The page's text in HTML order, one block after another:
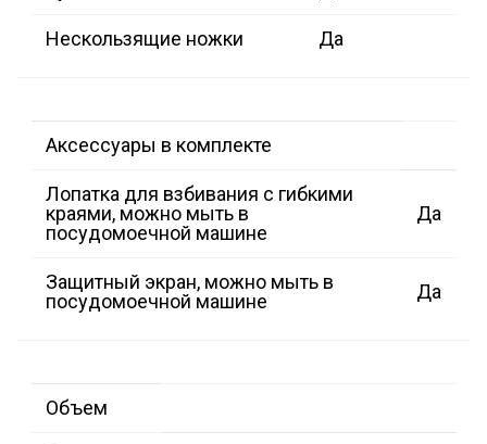
Нескользящие ножки Да
Аксессуары в комплекте
Лопатка для взбивания с гибкими
краями, можно мыть в
посудомоечной машине
Да
Защитный экран, можно мыть в
посудомоечной машине
Да
Объем